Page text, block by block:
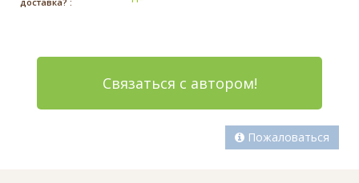
Связаться с автором!
Пожаловаться